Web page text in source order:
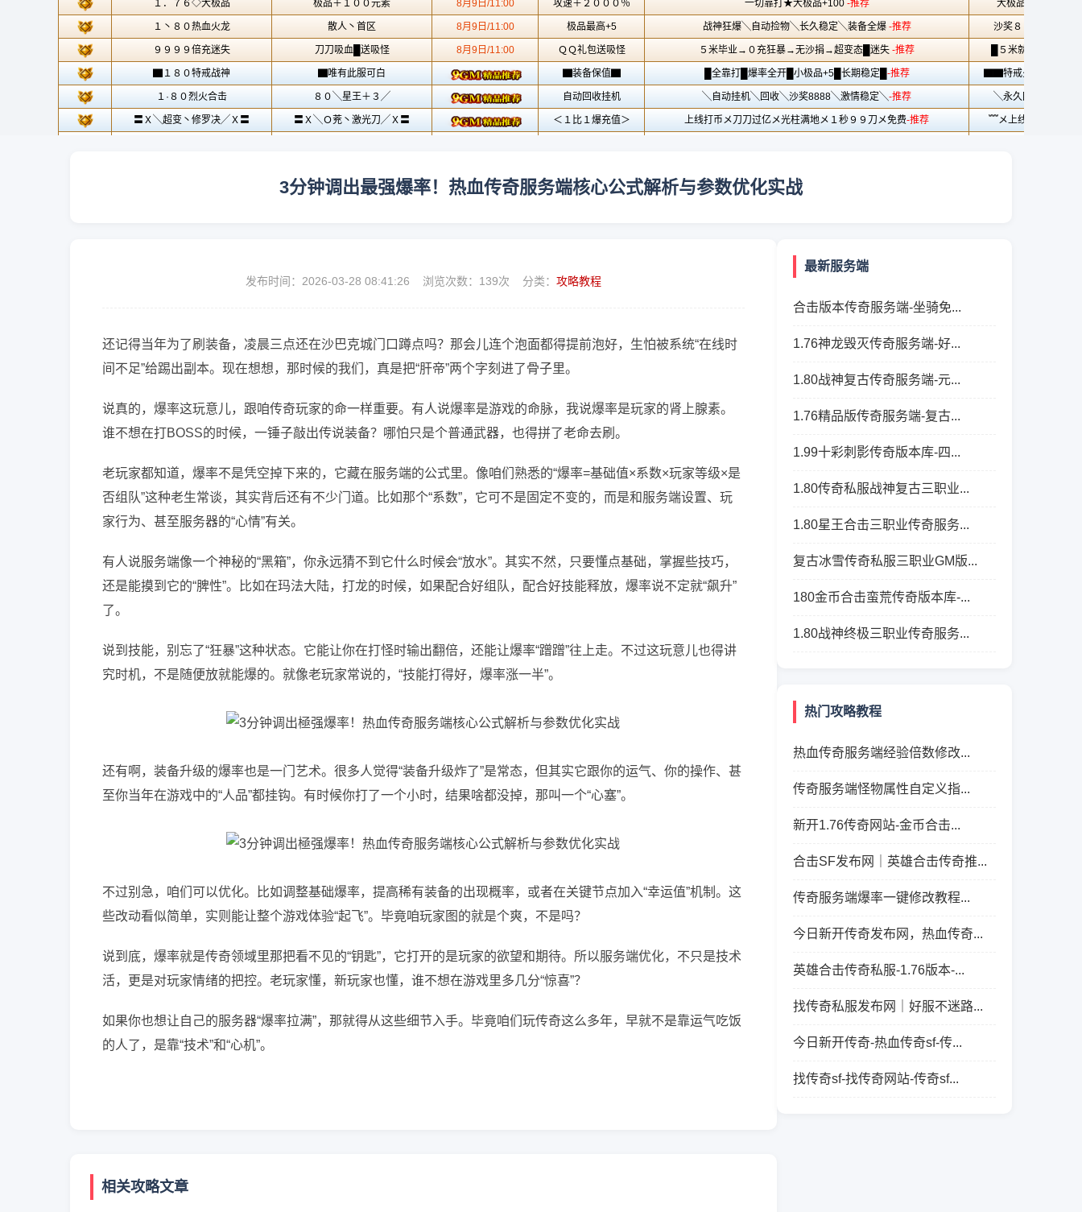
3分钟调出最强爆率！热血传奇服务端核心公式解析与参数优化实战
发布时间：2026-03-28 08:41:26 浏览次数： 139次 分类： 攻略教程
还记得当年为了刷装备，凌晨三点还在沙巴克城门口蹲点吗？那会儿连个泡面都得提前泡好，生怕被系统“在线时
间不足”给踢出副本。现在想想，那时候的我们，真是把“肝帝”两个字刻进了骨子里。
说真的，爆率这玩意儿，跟咱传奇玩家的命一样重要。有人说爆率是游戏的命脉，我说爆率是玩家的肾上腺素。
谁不想在打BOSS的时候，一锤子敲出传说装备？哪怕只是个普通武器，也得拼了老命去刷。
老玩家都知道，爆率不是凭空掉下来的，它藏在服务端的公式里。像咱们熟悉的“爆率=基础值×系数×玩家等级×是
否组队”这种老生常谈，其实背后还有不少门道。比如那个“系数”，它可不是固定不变的，而是和服务端设置、玩
家行为、甚至服务器的“心情”有关。
有人说服务端像一个神秘的“黑箱”，你永远猜不到它什么时候会“放水”。其实不然，只要懂点基础，掌握些技巧，
还是能摸到它的“脾性”。比如在玛法大陆，打龙的时候，如果配合好组队，配合好技能释放，爆率说不定就“飙升”
了。
说到技能，别忘了“狂暴”这种状态。它能让你在打怪时输出翻倍，还能让爆率“蹭蹭”往上走。不过这玩意儿也得讲
究时机，不是随便放就能爆的。就像老玩家常说的，“技能打得好，爆率涨一半”。
还有啊，装备升级的爆率也是一门艺术。很多人觉得“装备升级炸了”是常态，但其实它跟你的运气、你的操作、甚
至你当年在游戏中的“人品”都挂钩。有时候你打了一个小时，结果啥都没掉，那叫一个“心塞”。
不过别急，咱们可以优化。比如调整基础爆率，提高稀有装备的出现概率，或者在关键节点加入“幸运值”机制。这
些改动看似简单，实则能让整个游戏体验“起飞”。毕竟咱玩家图的就是个爽，不是吗？
说到底，爆率就是传奇领域里那把看不见的“钥匙”，它打开的是玩家的欲望和期待。所以服务端优化，不只是技术
活，更是对玩家情绪的把控。老玩家懂，新玩家也懂，谁不想在游戏里多几分“惊喜”？
如果你也想让自己的服务器“爆率拉满”，那就得从这些细节入手。毕竟咱们玩传奇这么多年，早就不是靠运气吃饭
的人了，是靠“技术”和“心机”。
相关攻略文章
最新服务端
合击版本传奇服务端-坐骑免...
1.76神龙毁灭传奇服务端-好...
1.80战神复古传奇服务端-元...
1.76精品版传奇服务端-复古...
1.99十彩刺影传奇版本库-四...
1.80传奇私服战神复古三职业...
1.80星王合击三职业传奇服务...
复古冰雪传奇私服三职业GM版...
180金币合击蛮荒传奇版本库-...
1.80战神终极三职业传奇服务...
热门攻略教程
热血传奇服务端经验倍数修改...
传奇服务端怪物属性自定义指...
新开1.76传奇网站-金币合击...
合击SF发布网｜英雄合击传奇推...
传奇服务端爆率一键修改教程...
今日新开传奇发布网，热血传奇...
英雄合击传奇私服-1.76版本-...
找传奇私服发布网｜好服不迷路...
今日新开传奇-热血传奇sf-传...
找传奇sf-找传奇网站-传奇sf...